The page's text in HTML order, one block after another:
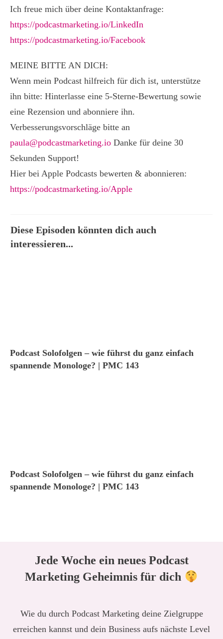
Ich freue mich über deine Kontaktanfrage:
https://podcastmarketing.io/LinkedIn
https://podcastmarketing.io/Facebook
MEINE BITTE AN DICH:
Wenn mein Podcast hilfreich für dich ist, unterstütze
ihn bitte: Hinterlasse eine 5-Sterne-Bewertung sowie
eine Rezension und abonniere ihn.
Verbesserungsvorschläge bitte an
paula@podcastmarketing.io Danke für deine 30
Sekunden Support!
Hier bei Apple Podcasts bewerten & abonnieren:
https://podcastmarketing.io/Apple
Diese Episoden könnten dich auch
interessieren...
Podcast Solofolgen – wie führst du ganz einfach
spannende Monologe? | PMC 143
Podcast Solofolgen – wie führst du ganz einfach
spannende Monologe? | PMC 143
Jede Woche ein neues Podcast
Marketing Geheimnis für dich
Wie du durch Podcast Marketing deine Zielgruppe
erreichen kannst und dein Business aufs nächste Level